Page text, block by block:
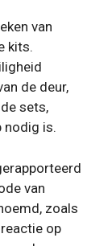
van
kits.
de deur,
sets,
nodig is.
van
zoals
op